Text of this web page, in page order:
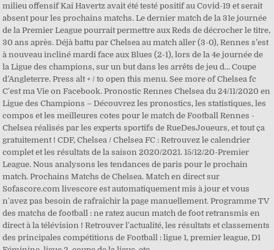
milieu offensif Kai Havertz avait été testé positif au Covid-19 et serait
absent pour les prochains matchs. Le dernier match de la 31e journée
de la Premier League pourrait permettre aux Reds de décrocher le titre,
30 ans après. Déjà battu par Chelsea au match aller (3-0), Rennes s’est
à nouveau incliné mardi face aux Blues (2-1), lors de la 4e journée de
la Ligue des champions, sur un but dans les arrêts de jeu d… Coupe
d’Angleterre. Press alt + / to open this menu. See more of Chelsea fc
C'est ma Vie on Facebook. Pronostic Rennes Chelsea du 24/11/2020 en
Ligue des Champions – Découvrez les pronostics, les statistiques, les
compos et les meilleures cotes pour le match de Football Rennes -
Chelsea réalisés par les experts sportifs de RueDesJoueurs, et tout ça
gratuitement ! CDF, Chelsea / Chelsea FC : Retrouvez le calendrier
complet et les résultats de la saison 2020/2021. 15/12/20-Premier
League. Nous analysons les tendances de paris pour le prochain
match. Prochains Matchs de Chelsea. Match en direct sur
Sofascore.com livescore est automatiquement mis à jour et vous
n'avez pas besoin de rafraîchir la page manuellement. Programme TV
des matchs de football : ne ratez aucun match de foot retransmis en
direct à la télévision ! Retrouver l'actualité, les résultats et classements
des principales compétitions de Football : ligue 1, premier league, D1